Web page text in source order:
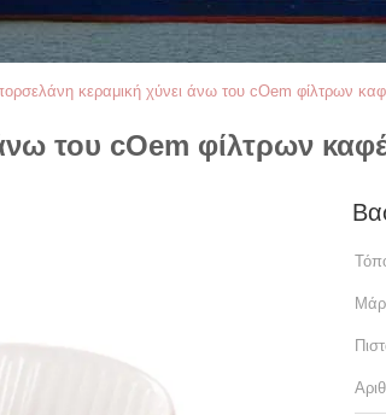
κεραμική χύνει άνω του cOem φίλτρων
του cOem φίλτρων